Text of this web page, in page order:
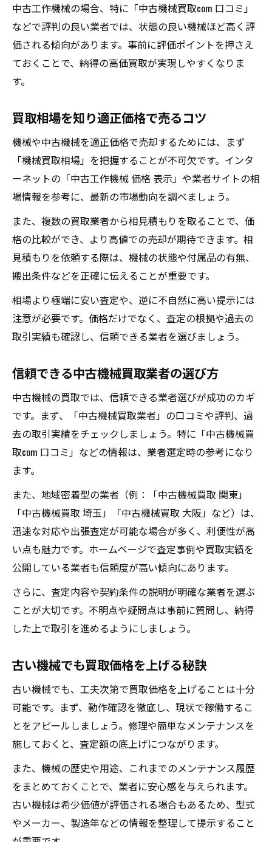
中古工作機械価格表示を活用した査定術
市場価格を意識した高価買取のコツ
相場情報から最適な売却タイミングを判断
高値で手放すための市場調査の進め方
中古工作機械の場合、特に「中古機械買取com 口コミ」
などで評判の良い業者では、状態の良い機械ほど高く評
価される傾向があります。事前に評価ポイントを押さえ
ておくことで、納得の高価買取が実現しやすくなりま
す。
買取相場を知り適正価格で売るコツ
機械や中古機械を適正価格で売却するためには、まず
「機械買取相場」を把握することが不可欠です。インタ
ーネットの「中古工作機械 価格 表示」や業者サイトの相
場情報を参考に、最新の市場動向を調べましょう。
また、複数の買取業者から相見積もりを取ることで、価
格の比較ができ、より高値での売却が期待できます。相
見積もりを依頼する際は、機械の状態や付属品の有無、
搬出条件などを正確に伝えることが重要です。
相場より極端に安い査定や、逆に不自然に高い提示には
注意が必要です。価格だけでなく、査定の根拠や過去の
取引実績も確認し、信頼できる業者を選びましょう。
信頼できる中古機械買取業者の選び方
中古機械の買取では、信頼できる業者選びが成功のカギ
です。まず、「中古機械買取業者」の口コミや評判、過
去の取引実績をチェックしましょう。特に「中古機械買
取com 口コミ」などの情報は、業者選定時の参考になり
ます。
また、地域密着型の業者（例：「中古機械買取 関東」
「中古機械買取 埼玉」「中古機械買取 大阪」など）は、
迅速な対応や出張査定が可能な場合が多く、利便性が高
い点も魅力です。ホームページで査定事例や買取実績を
公開している業者も信頼度が高い傾向にあります。
さらに、査定内容や契約条件の説明が明確な業者を選ぶ
ことが大切です。不明点や疑問点は事前に質問し、納得
した上で取引を進めるようにしましょう。
古い機械でも買取価格を上げる秘訣
古い機械でも、工夫次第で買取価格を上げることは十分
可能です。まず、動作確認を徹底し、現状で稼働するこ
とをアピールしましょう。修理や簡単なメンテナンスを
施しておくと、査定額の底上げにつながります。
また、機械の歴史や用途、これまでのメンテナンス履歴
をまとめておくことで、業者に安心感を与えられます。
古い機械は希少価値が評価される場合もあるため、型式
やメーカー、製造年などの情報を整理して提示すること